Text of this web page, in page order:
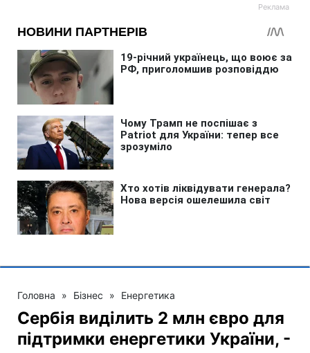
Головна » Бізнес » Енергетика
Сербія виділить 2 млн євро для
підтримки енергетики України, -